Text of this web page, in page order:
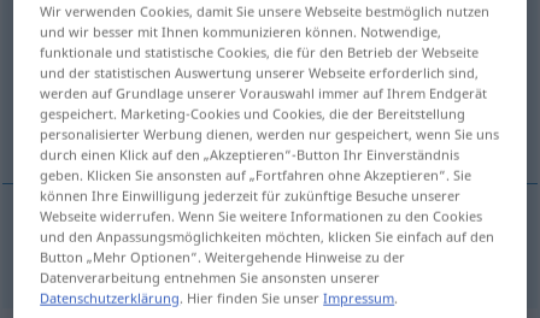
Übersicht aller Übersetzungen
(Für mehr Details die Übersetzung anklicken/antippen)
epoxy resin
epoxy (odsynthetic)resin Kunstharz KUNSTSTOFF
Wir verwenden Cookies, damit Sie unsere Webseite bestmöglich nutzen
und wir besser mit Ihnen kommunizieren können. Notwendige,
funktionale und statistische Cookies, die für den Betrieb der Webseite
und der statistischen Auswertung unserer Webseite erforderlich sind,
werden auf Grundlage unserer Vorauswahl immer auf Ihrem Endgerät
gespeichert. Marketing-Cookies und Cookies, die der Bereitstellung
personalisierter Werbung dienen, werden nur gespeichert, wenn Sie uns
durch einen Klick auf den „Akzeptieren“-Button Ihr Einverständnis
geben. Klicken Sie ansonsten auf „Fortfahren ohne Akzeptieren“. Sie
können Ihre Einwilligung jederzeit für zukünftige Besuche unserer
Webseite widerrufen. Wenn Sie weitere Informationen zu den Cookies
und den Anpassungsmöglichkeiten möchten, klicken Sie einfach auf den
Button „Mehr Optionen“. Weitergehende Hinweise zu der
Datenverarbeitung entnehmen Sie ansonsten unserer
Datenschutzerklärung. Hier finden Sie unserImpressum.